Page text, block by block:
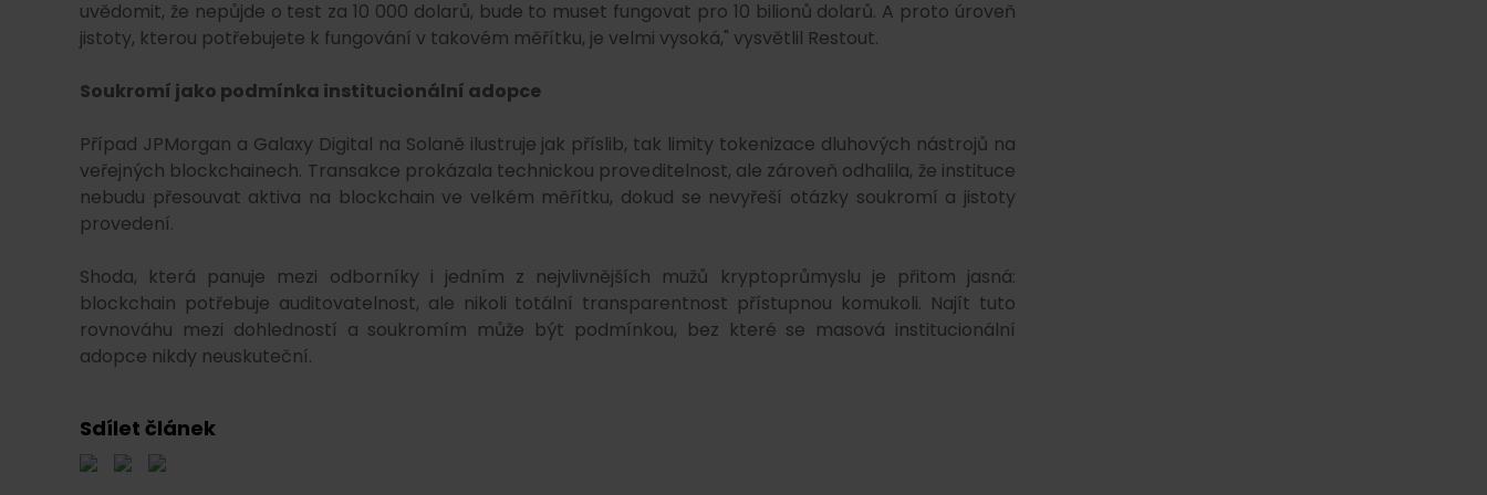
uvědomit, že nepůjde o test za 10 000 dolarů, bude to muset fungovat pro 10 bilionů dolarů. A proto úroveň
jistoty, kterou potřebujete k fungování v takovém měřítku, je velmi vysoká," vysvětlil Restout.
Soukromí jako podmínka institucionální adopce
Případ JPMorgan a Galaxy Digital na Solaně ilustruje jak příslib, tak limity tokenizace dluhových nástrojů na
veřejných blockchainech. Transakce prokázala technickou proveditelnost, ale zároveň odhalila, že instituce
nebudu přesouvat aktiva na blockchain ve velkém měřítku, dokud se nevyřeší otázky soukromí a jistoty
provedení.
Shoda, která panuje mezi odborníky i jedním z nejvlivnějších mužů kryptoprůmyslu je přitom jasná:
blockchain potřebuje auditovatelnost, ale nikoli totální transparentnost přístupnou komukoli. Najít tuto
rovnováhu mezi dohledností a soukromím může být podmínkou, bez které se masová institucionální
adopce nikdy neuskuteční.
Sdílet článek